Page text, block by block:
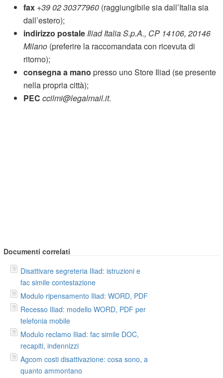
fax +39 02 30377960 (raggiungibile sia dall’Italia sia
dall’estero);
indirizzo postale Iliad Italia S.p.A., CP 14106, 20146
Milano (preferire la raccomandata con ricevuta di
ritorno);
consegna a mano presso uno Store Iliad (se presente
nella propria città);
PECccilmi@legalmail.it.
Documenti correlati
Disattivare segreteria Iliad: istruzioni e
fac simile contestazione
Modulo ripensamento Iliad: WORD, PDF
Recesso Iliad: modello WORD, PDF per
telefonia mobile
Modulo reclamo Iliad: fac simile DOC,
recapiti, indennizzi
Agcom costi disattivazione: cosa sono, a
quanto ammontano